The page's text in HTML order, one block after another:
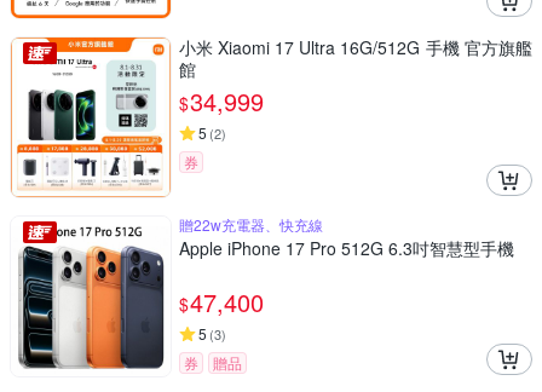
小米 Xiaomi 17 Ultra 16G/512G 手機 官方旗艦
館
$34,999
5 (2)
券
贈22w充電器、快充線
Apple iPhone 17 Pro 512G 6.3吋智慧型手機
$47,400
5 (3)
券
贈品